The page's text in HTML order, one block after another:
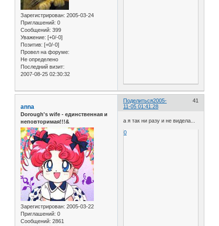
Зарегистрирован: 2005-03-24
Приглашений: 0
Сообщений: 399
Уважение: [+0/-0]
Позитив: [+0/-0]
Провел на форуме:
Не определено
Последний визит:
2007-08-25 02:30:32
Поделиться 41
2005-
11-05 01:41:28
anna
Dorough's wife - единственная и
неповторимая!!!&
Зарегистрирован: 2005-03-22
Приглашений: 0
Сообщений: 2861
а я так ни разу и не видела...
0